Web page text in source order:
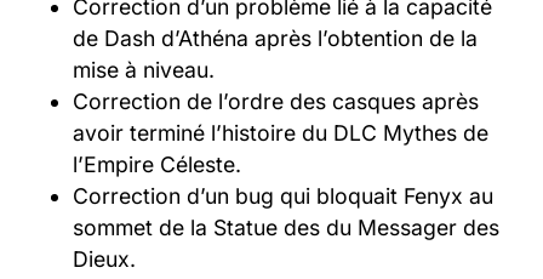
Correction d’un problème lié à la capacité
de Dash d’Athéna après l’obtention de la
mise à niveau.
Correction de l’ordre des casques après
avoir terminé l’histoire du DLC Mythes de
l’Empire Céleste.
Correction d’un bug qui bloquait Fenyx au
sommet de la Statue des du Messager des
Dieux.